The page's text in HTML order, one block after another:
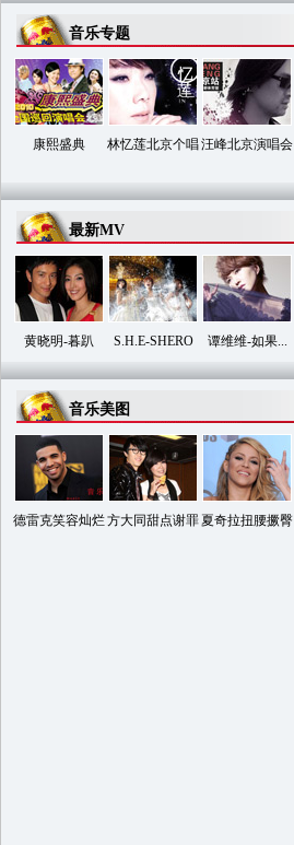
音乐专题
康熙盛典 林忆莲北京个唱汪峰北京演唱会
最新MV
黄晓明-暮趴 S.H.E-SHERO 谭维维-如果...
音乐美图
德雷克笑容灿烂方大同甜点谢罪夏奇拉扭腰撅臀